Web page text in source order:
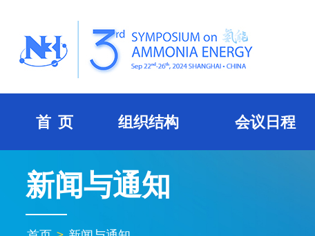
首 页 组织结构 会议日程
新闻与通知